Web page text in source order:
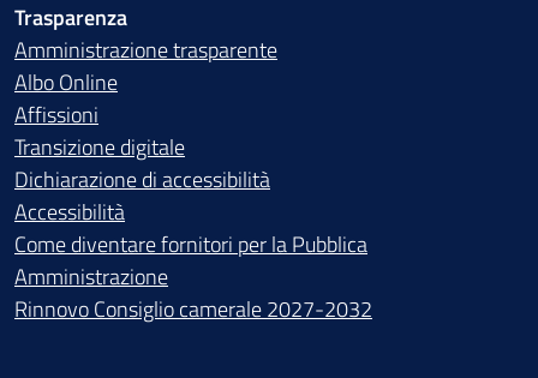
Trasparenza
Amministrazione trasparente
Albo Online
Affissioni
Transizione digitale
Dichiarazione di accessibilità
Accessibilità
Come diventare fornitori per la Pubblica
Amministrazione
Rinnovo Consiglio camerale 2027-2032